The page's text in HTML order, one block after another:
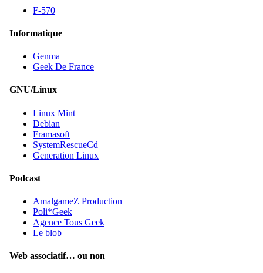
F-570
Informatique
Genma
Geek De France
GNU/Linux
Linux Mint
Debian
Framasoft
SystemRescueCd
Generation Linux
Podcast
AmalgameZ Production
Poli*Geek
Agence Tous Geek
Le blob
Web associatif… ou non